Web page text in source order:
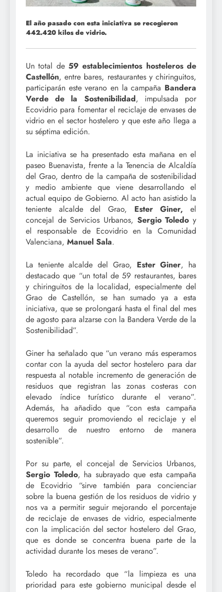
El año pasado con esta iniciativa se recogieron
442.420 kilos de vidrio.
Un total de 59 establecimientos hosteleros de
Castellón, entre bares, restaurantes y chiringuitos,
participarán este verano en la campaña Bandera
Verde de la Sostenibilidad, impulsada por
Ecovidrio para fomentar el reciclaje de envases de
vidrio en el sector hostelero y que este año llega a
su séptima edición.
La iniciativa se ha presentado esta mañana en el
paseo Buenavista, frente a la Tenencia de Alcaldía
del Grao, dentro de la campaña de sostenibilidad
y medio ambiente que viene desarrollando el
actual equipo de Gobierno. Al acto han asistido la
teniente alcalde del Grao, Ester Giner, el
concejal de Servicios Urbanos, Sergio Toledo y
el responsable de Ecovidrio en la Comunidad
Valenciana, Manuel Sala.
La teniente alcalde del Grao, Ester Giner, ha
destacado que “un total de 59 restaurantes, bares
y chiringuitos de la localidad, especialmente del
Grao de Castellón, se han sumado ya a esta
iniciativa, que se prolongará hasta el final del mes
de agosto para alzarse con la Bandera Verde de la
Sostenibilidad”.
Giner ha señalado que “un verano más esperamos
contar con la ayuda del sector hostelero para dar
respuesta al notable incremento de generación de
residuos que registran las zonas costeras con
elevado índice turístico durante el verano”.
Además, ha añadido que “con esta campaña
queremos seguir promoviendo el reciclaje y el
desarrollo de nuestro entorno de manera
sostenible”.
Por su parte, el concejal de Servicios Urbanos,
Sergio Toledo, ha subrayado que esta campaña
de Ecovidrio “sirve también para concienciar
sobre la buena gestión de los residuos de vidrio y
nos va a permitir seguir mejorando el porcentaje
de reciclaje de envases de vidrio, especialmente
con la implicación del sector hostelero del Grao,
que es donde se concentra buena parte de la
actividad durante los meses de verano”.
Toledo ha recordado que “la limpieza es una
prioridad para este gobierno municipal desde el